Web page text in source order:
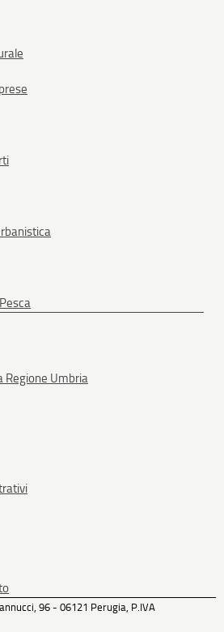
Regione Umbria
96 - 06121 Perugia, P.IVA